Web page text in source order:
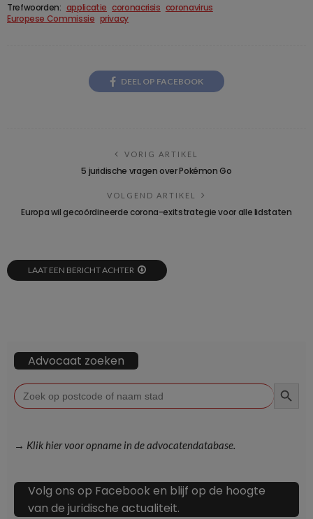
Trefwoorden: applicatie coronacrisis coronavirus
Europese Commissie privacy
DEEL OP FACEBOOK
VORIG ARTIKEL
5 juridische vragen over Pokémon Go
VOLGEND ARTIKEL
Europa wil gecoördineerde corona-exitstrategie voor alle lidstaten
LAAT EEN BERICHT ACHTER
Advocaat zoeken
Zoek
naar:
→ Klik hier voor opname in de advocatendatabase.
Volg ons op Facebook en blijf op de hoogte
van de juridische actualiteit.